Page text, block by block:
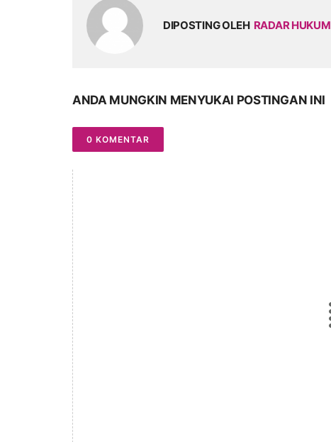
DIPOSTING OLEH RADAR HUKUM
ANDA MUNGKIN MENYUKAI POSTINGAN INI
0 KOMENTAR